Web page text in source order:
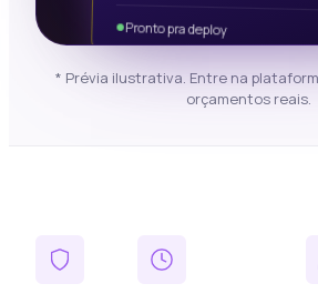
Pronto pra deploy
* Prévia ilustrativa. Entre na
orçamentos reais.